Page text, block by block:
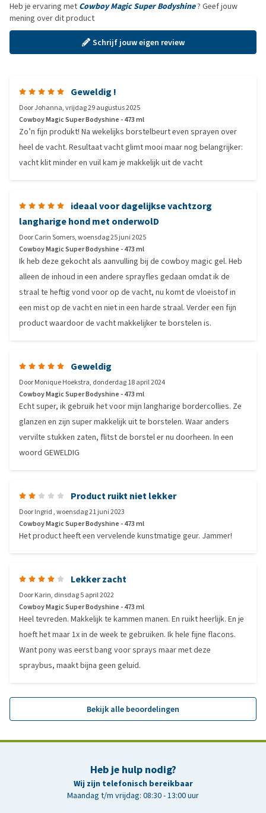
Heb je ervaring met Cowboy Magic Super Bodyshine? Geef jouw
mening over dit product
Schrijf jouw eigen review
Geweldig !
DoorJohanna,vrijdag 29 augustus 2025
Cowboy Magic Super Bodyshine - 473 ml
Zo’n fijn produkt! Na wekelijks borstelbeurt even sprayen over
heel de vacht. Resultaat vacht glimt mooi maar nog belangrijker:
vacht klit minder en vuil kam je makkelijk uit de vacht
ideaal voor dagelijkse vachtzorg
langharige hond met onderwolD
DoorCarin Somers,woensdag 25 juni 2025
Cowboy Magic Super Bodyshine - 473 ml
Ik heb deze gekocht als aanvulling bij de cowboy magic gel. Heb
alleen de inhoud in een andere sprayfles gedaan omdat ik de
straal te heftig vond voor op de vacht, nu komt de vloeistof in
een mist op de vacht en niet in een harde straal. Verder een fijn
product waardoor de vacht makkelijker te borstelen is.
Geweldig
DoorMonique Hoekstra, donderdag 18 april 2024
Cowboy Magic Super Bodyshine - 473 ml
Echt super, ik gebruik het voor mijn langharige bordercollies. Ze
glanzen en zijn super makkelijk uit te borstelen. Waar anders
vervilte stukken zaten, flitst de borstel er nu doorheen. In een
woord GEWELDIG
Product ruikt niet lekker
DoorIngrid,woensdag 21 juni 2023
Cowboy Magic Super Bodyshine - 473 ml
Het product heeft een vervelende kunstmatige geur. Jammer!
Lekker zacht
DoorKarin, dinsdag 5 april 2022
Cowboy Magic Super Bodyshine - 473 ml
Heel tevreden. Makkelijk te kammen manen. En ruikt heerlijk. En je
hoeft het maar 1x in de week te gebruiken. Ik hele fijne flacons.
Want pony was eerst bang voor sprays maar met deze
spraybus, maakt bijna geen geluid.
Bekijk alle beoordelingen
Heb je hulp nodig?
Wij zijn telefonisch bereikbaar
Maandag t/m vrijdag: 08:30 - 13:00 uur